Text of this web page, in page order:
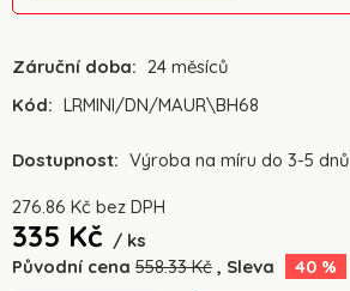
Záruční doba: 24 měsíců
Kód: LRMINI/DN/MAUR\BH68
Dostupnost: Výroba na míru do 3-5 dnů
276.86 Kč bez DPH
335 Kč
ks
Původní cena 558.33Kč Sleva 40 %